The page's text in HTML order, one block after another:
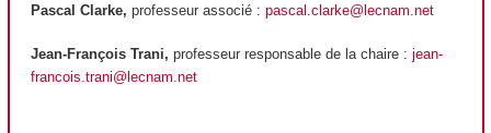
Pascal Clarke, professeur associé : pascal.clarke@lecnam.net
Jean-François Trani, professeur responsable de la chaire : jean-
francois.trani@lecnam.net